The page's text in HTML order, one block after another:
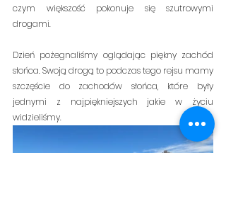
czym większość pokonuje się szutrowymi
drogami.
Dzień pożegnaliśmy oglądając piękny zachód
słońca. Swoją drogą to podczas tego rejsu mamy
szczęście do zachodów słońca, które były
jednymi z najpiękniejszych jakie w życiu
widzieliśmy.